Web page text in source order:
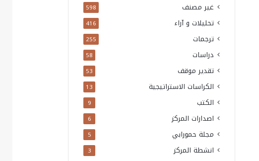
غير مصنف 598
تحليلات و آراء 416
ترجمات 255
دراسات 58
تقدير موقف 53
الكراسات الاستراتيجية 13
الكتب 9
اصدارات المركز 6
مجلة حمورابي 5
انشطة المركز 3